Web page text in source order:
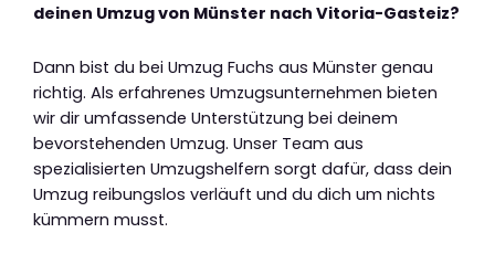
deinen Umzug von Münster nach Vitoria-Gasteiz?
Dann bist du bei Umzug Fuchs aus Münster genau
richtig. Als erfahrenes Umzugsunternehmen bieten
wir dir umfassende Unterstützung bei deinem
bevorstehenden Umzug. Unser Team aus
spezialisierten Umzugshelfern sorgt dafür, dass dein
Umzug reibungslos verläuft und du dich um nichts
kümmern musst.